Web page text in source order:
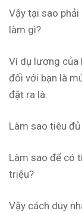
Vậy tại sao
làm gì?
Ví dụ lương của
đối với bạn là
đặt ra là:
Làm sao tiêu
Làm sao để có
triệu?
Vậy cách duy